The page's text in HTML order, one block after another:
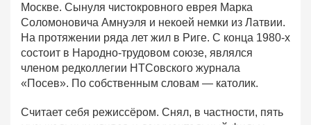
Москве. Сынуля чистокровного еврея Марка
Соломоновича Амнуэля и некоей немки из Латвии.
На протяжении ряда лет жил в Риге. С конца 1980-х
состоит в Народно-трудовом союзе, являлся
членом редколлегии НТСовского журнала
«Посев». По собственным словам — католик.
Считает себя режиссёром. Снял, в частности, пять